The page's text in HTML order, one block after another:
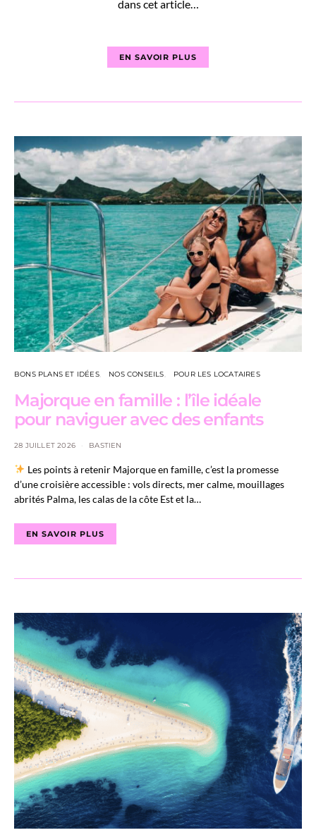
dans cet article…
EN SAVOIR PLUS
BONS PLANS ET IDÉES NOS CONSEILS POUR LES LOCATAIRES
Majorque en famille : l’île idéale
pour naviguer avec des enfants
28 JUILLET 2026 BASTIEN
Les points à retenir Majorque en famille, c’est la promesse
d’une croisière accessible : vols directs, mer calme, mouillages
abrités Palma, les calas de la côte Est et la…
EN SAVOIR PLUS